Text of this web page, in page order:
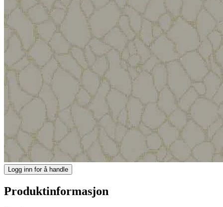
Logg inn for å handle
Produktinformasjon